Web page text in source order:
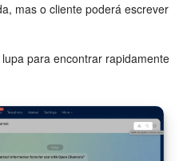
(arquivo)
GRÁTIS
mas o cliente poderá escrever
para encontrar rapidamente